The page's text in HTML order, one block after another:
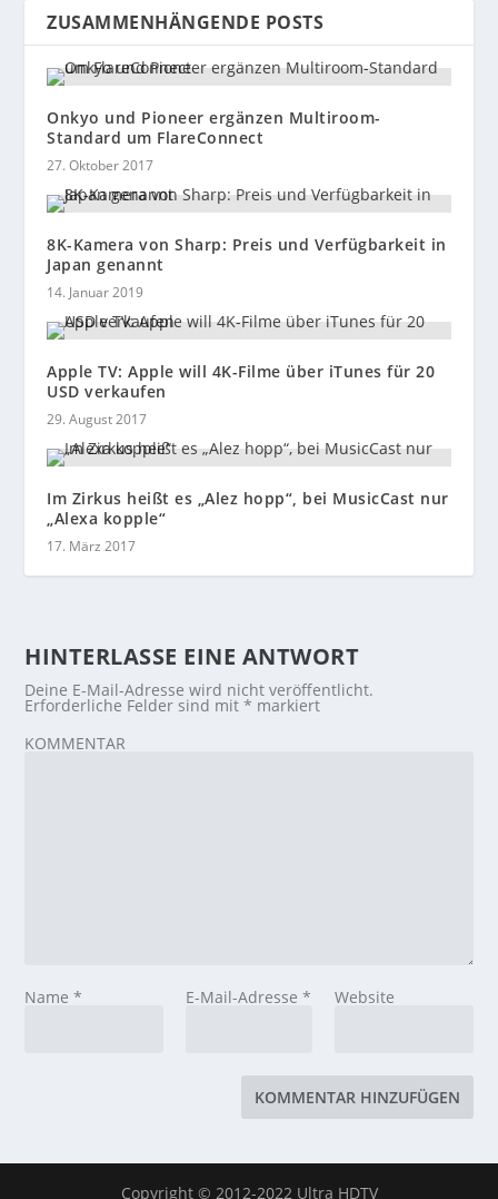
ZUSAMMENHÄNGENDE POSTS
Onkyo und Pioneer ergänzen Multiroom-
Standard um FlareConnect
27. Oktober 2017
8K-Kamera von Sharp: Preis und Verfügbarkeit in
Japan genannt
14. Januar 2019
Apple TV: Apple will 4K-Filme über iTunes für 20
USD verkaufen
29. August 2017
Im Zirkus heißt es „Alez hopp“, bei MusicCast nur
„Alexa kopple“
17. März 2017
HINTERLASSE EINE ANTWORT
Deine E-Mail-Adresse wird nicht veröffentlicht.
Erforderliche Felder sind mit* markiert
KOMMENTAR
Name* E-Mail-Adresse * Website
Copyright © 2012-2022 Ultra HDTV